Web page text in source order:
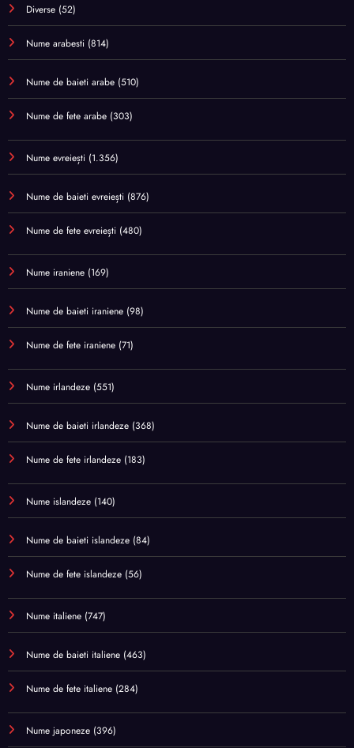
Diverse (52)
Nume arabesti (814)
Nume de baieti arabe (510)
Nume de fete arabe (303)
Nume evreiești (1.356)
Nume de baieti evreiești (876)
Nume de fete evreiești (480)
Nume iraniene (169)
Nume de baieti iraniene (98)
Nume de fete iraniene (71)
Nume irlandeze (551)
Nume de baieti irlandeze (368)
Nume de fete irlandeze (183)
Nume islandeze (140)
Nume de baieti islandeze (84)
Nume de fete islandeze (56)
Nume italiene (747)
Nume de baieti italiene (463)
Nume de fete italiene (284)
Nume japoneze (396)